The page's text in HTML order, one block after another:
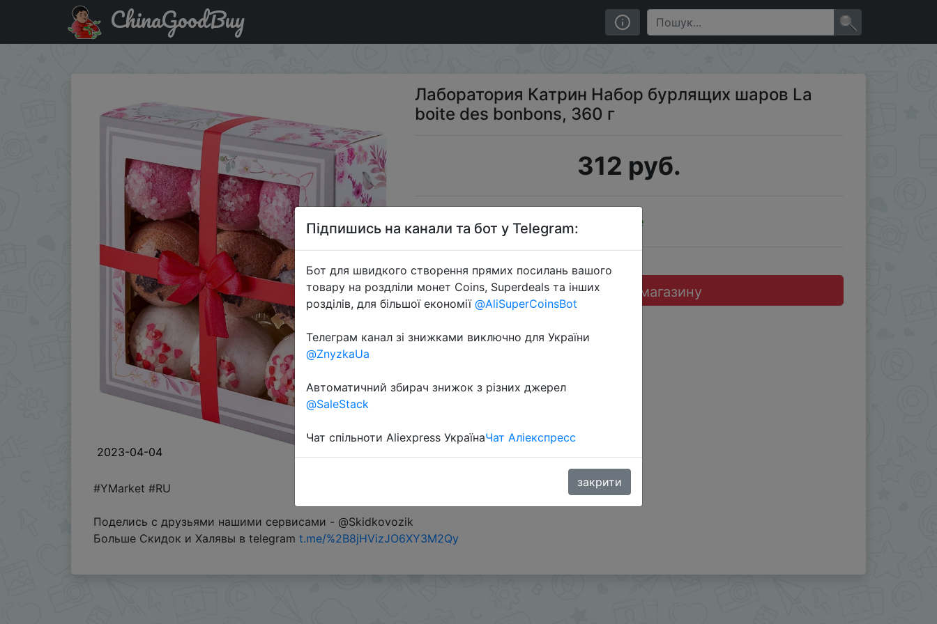
Купити на розпродажі Лаборатория Катрин Набор бурлящих шаров La boite des bonbons, 360 г
ChinaGoodBuy
2023-04-04
Лаборатория Катрин Набор бурлящих шаров La
boite des bonbons, 360 г
312 руб.
Sale
Перейти до магазину
#YMarket #RU
Поделись с друзьями нашими сервисами - @Skidkovozik
Больше Скидок и Халявы в telegram t.me/%2B8jHVizJO6XY3M2Qy
Підпишись на канали та бот у Telegram:
Бот для швидкого створення прямих посилань вашого
товару на роздліли монет Coins, Superdeals та інших
розділів, для більшої економії @AliSuperCoinsBot
Телеграм канал зі знижками виключно для України
@ZnyzkaUa
Автоматичний збирач знижок з різних джерел
@SaleStack
Чат спільноти Aliexpress УкраїнаЧат Аліекспресс
закрити